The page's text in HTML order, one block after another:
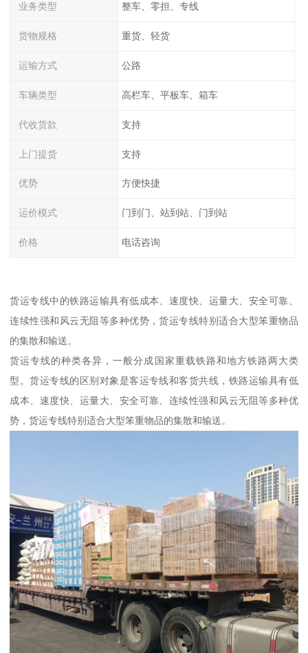
业务类型 整车、零担、专线
货物规格 重货、轻货
运输方式 公路
车辆类型 高栏车、平板车、箱车
代收货款 支持
上门提货 支持
优势 方便快捷
运价模式 门到门、站到站、门到站
价格 电话咨询
货运专线中的铁路运输具有低成本、速度快、运量大、安全可靠、
连续性强和风云无阻等多种优势，货运专线特别适合大型笨重物品
的集散和输送。
货运专线的种类各异，一般分成国家重载铁路和地方铁路两大类
型。货运专线的区别对象是客运专线和客货共线，铁路运输具有低
成本、速度快、运量大、安全可靠、连续性强和风云无阻等多种优
势，货运专线特别适合大型笨重物品的集散和输送。